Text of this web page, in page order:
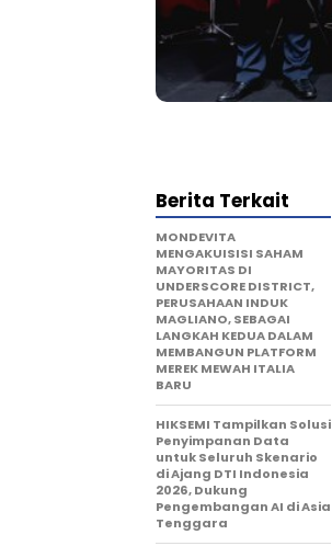
Berita Terkait
MONDEVITA
MENGAKUISISI SAHAM
MAYORITAS DI
UNDERSCORE DISTRICT,
PERUSAHAAN INDUK
MAGLIANO, SEBAGAI
LANGKAH KEDUA DALAM
MEMBANGUN PLATFORM
MEREK MEWAH ITALIA
BARU
HIKSEMI Tampilkan Solusi
Penyimpanan Data
untuk Seluruh Skenario
di Ajang DTI Indonesia
2026, Dukung
Pengembangan AI di Asia
Tenggara